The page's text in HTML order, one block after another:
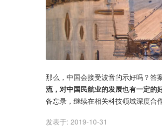
那么，中国会接受波音的示好吗？答
流，对中国民航业的发展也有一定的好
备忘录，继续在相关科技领域深度合作
发表于: 2019-10-31